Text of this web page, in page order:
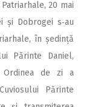
20 mai
și Dobrogei s‑au
în ședință
Părinte Daniel,
Ordinea de zi a
Părinte